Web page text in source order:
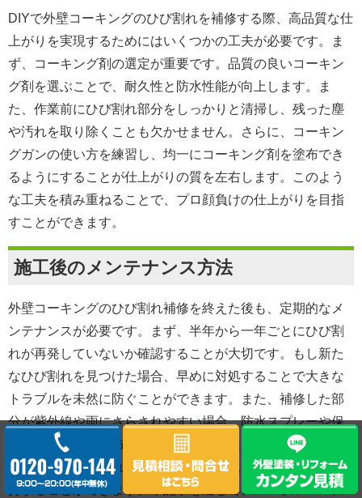
DIYで外壁コーキングのひび割れを補修する際、高品質な仕
上がりを実現するためにはいくつかの工夫が必要です。ま
ず、コーキング剤の選定が重要です。品質の良いコーキン
グ剤を選ぶことで、耐久性と防水性能が向上します。ま
た、作業前にひび割れ部分をしっかりと清掃し、残った塵
や汚れを取り除くことも欠かせません。さらに、コーキン
グガンの使い方を練習し、均一にコーキング剤を塗布でき
るようにすることが仕上がりの質を左右します。このよう
な工夫を積み重ねることで、プロ顔負けの仕上がりを目指
すことができます。
施工後のメンテナンス方法
外壁コーキングのひび割れ補修を終えた後も、定期的なメ
ンテナンスが必要です。まず、半年から一年ごとにひび割
れが再発していないか確認することが大切です。もし新た
なひび割れを見つけた場合、早めに対処することで大きな
トラブルを未然に防ぐことができます。また、補修した部
分が紫外線や雨にさらされやすい場合、防水スプレーや保
護塗料を追加で塗布することで、耐久性をさらに高めるこ
とが可能です。これにより、外壁の美観と機能性を長く維
持することができます。本記事を通じて、DIYでのコーキン